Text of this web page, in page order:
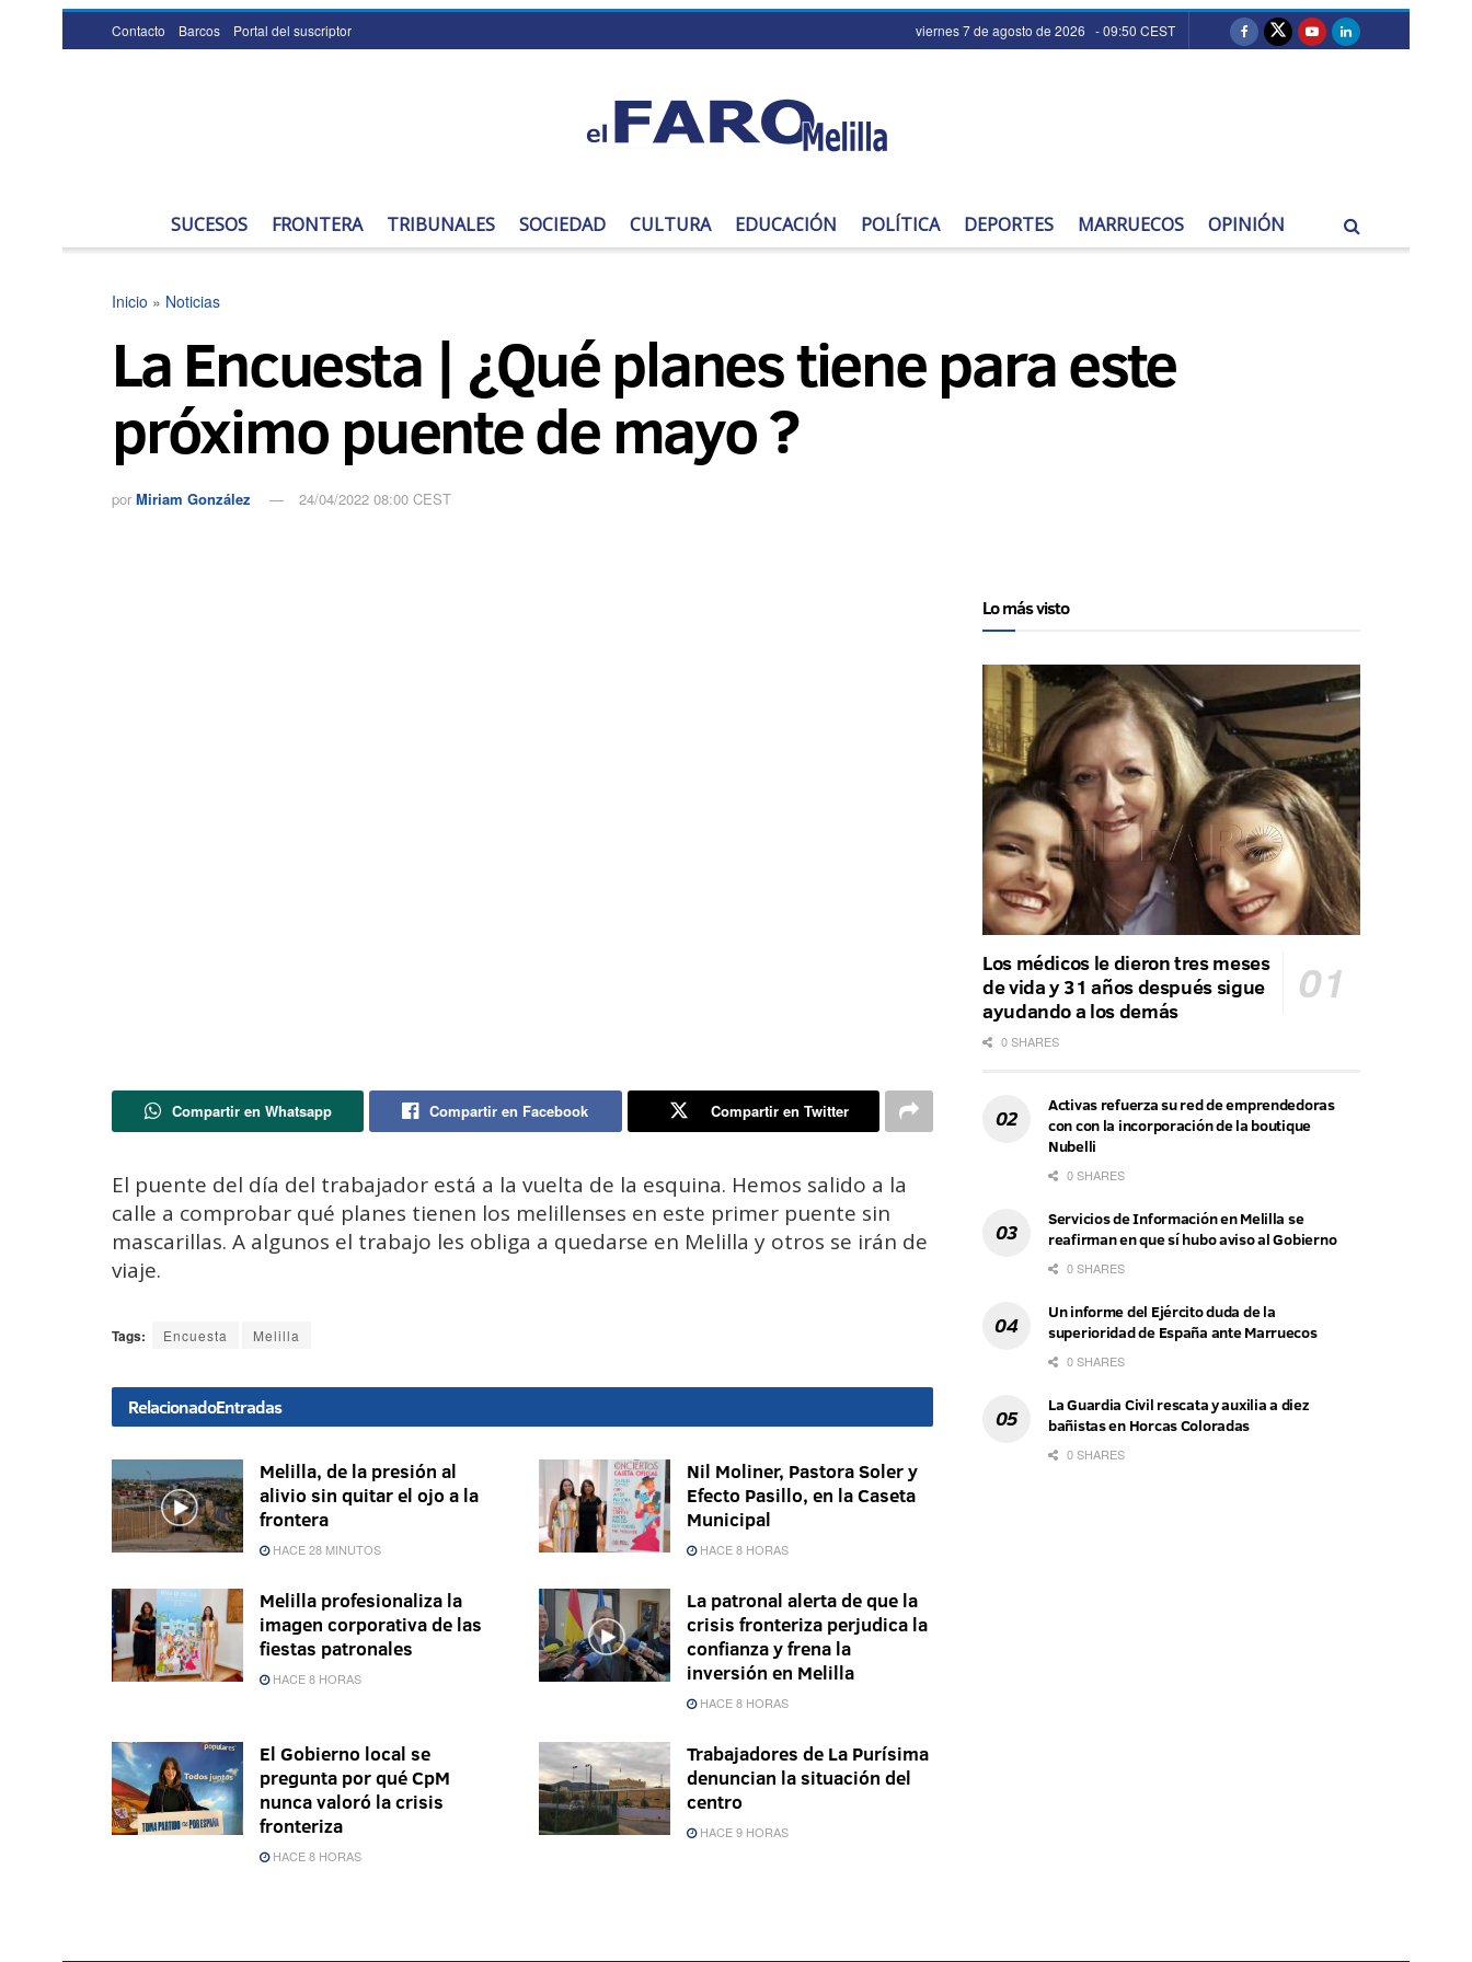
Contacto Barcos Portal del suscriptor viernes 7 de agosto de 2026 - 09:50 CEST
SUCESOS FRONTERA TRIBUNALES SOCIEDAD CULTURA EDUCACIÓN POLÍTICA DEPORTES MARRUECOS OPINIÓN
Inicio » Noticias
La Encuesta | ¿Qué planes tiene para este
próximo puente de mayo ?
por Miriam González 24/04/2022 08:00 CEST
Compartir en Whatsapp Compartir en Facebook Compartir en Twitter
El puente del día del trabajador está a la vuelta de la esquina. Hemos salido a la
calle a comprobar qué planes tienen los melillenses en este primer puente sin
mascarillas. A algunos el trabajo les obliga a quedarse en Melilla y otros se irán de
viaje.
Tags: Encuesta Melilla
RelacionadoEntradas
Melilla, de la presión al
alivio sin quitar el ojo a la
frontera
HACE 28 MINUTOS
Nil Moliner, Pastora Soler y
Efecto Pasillo, en la Caseta
Municipal
HACE 8 HORAS
Melilla profesionaliza la
imagen corporativa de las
fiestas patronales
HACE 8 HORAS
La patronal alerta de que la
crisis fronteriza perjudica la
confianza y frena la
inversión en Melilla
HACE 8 HORAS
El Gobierno local se
pregunta por qué CpM
nunca valoró la crisis
fronteriza
HACE 8 HORAS
Trabajadores de La Purísima
denuncian la situación del
centro
HACE 9 HORAS
Lo más visto
Los médicos le dieron tres meses
de vida y 31 años después sigue
ayudando a los demás
0 SHARES
Activas refuerza su red de emprendedoras
con con la incorporación de la boutique
Nubelli
0 SHARES
Servicios de Información en Melilla se
reafirman en que sí hubo aviso al Gobierno
0 SHARES
Un informe del Ejército duda de la
superioridad de España ante Marruecos
0 SHARES
La Guardia Civil rescata y auxilia a diez
bañistas en Horcas Coloradas
0 SHARES